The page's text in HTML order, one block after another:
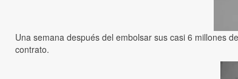
Una semana después del embolsar sus casi 6 millones
contrato.